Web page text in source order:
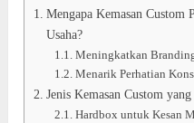
Mengapa Kemasan Custom
Usaha?
Meningkatkan
Menarik Perhatian
Jenis Kemasan Custom
Hardbox untuk Kesan